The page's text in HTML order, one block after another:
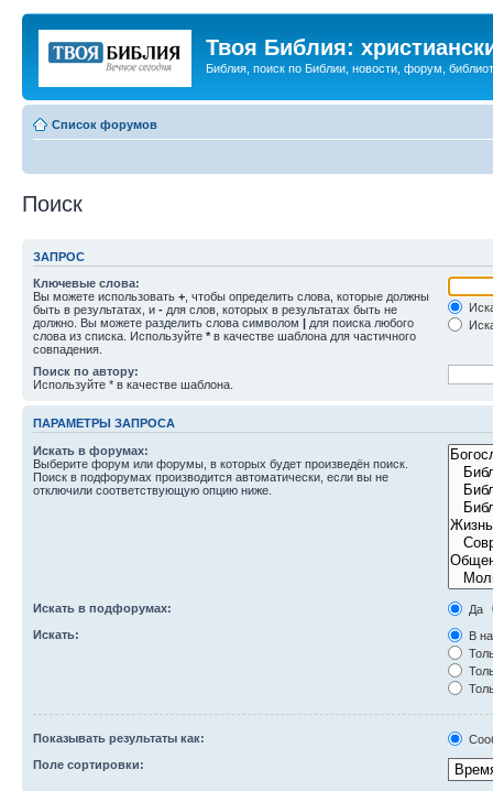
Твоя Библия:
Библия, поиск по Библии, новости, форум,
Список форумов
Поиск
ЗАПРОС
Ключевые слова:
Вы можете использовать + , чтобы определить слова, которые должны
быть в результатах, и - для слов, которых в результатах быть не
должно. Вы можете разделить слова символом | для поиска любого
слова из списка. Используйте * в качестве шаблона для частичного
совпадения.
Поиск по автору:
Используйте * в качестве шаблона.
ПАРАМЕТРЫ ЗАПРОСА
Искать в форумах:
Выберите форум или форумы, в которых будет произведён поиск.
Поиск в подфорумах производится автоматически, если вы не
отключили соответствующую опцию ниже.
Искать в подфорумах:
Да
Искать:
В
Показывать результаты как:
Поле сортировки: